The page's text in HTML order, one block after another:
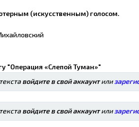
(искусственным) голосом.
"Операция «Слепой Туман»"
войдите в свой аккаунтили
войдите в свой аккаунтили